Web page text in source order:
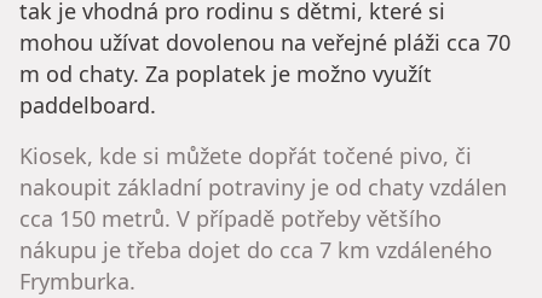
tak je vhodná pro rodinu s dětmi, které si
mohou užívat dovolenou na veřejné pláži cca 70
m od chaty. Za poplatek je možno využít
paddelboard.
Kiosek, kde si můžete dopřát točené pivo, či
nakoupit základní potraviny je od chaty vzdálen
cca 150 metrů. V případě potřeby většího
nákupu je třeba dojet do cca 7 km vzdáleného
Frymburka.